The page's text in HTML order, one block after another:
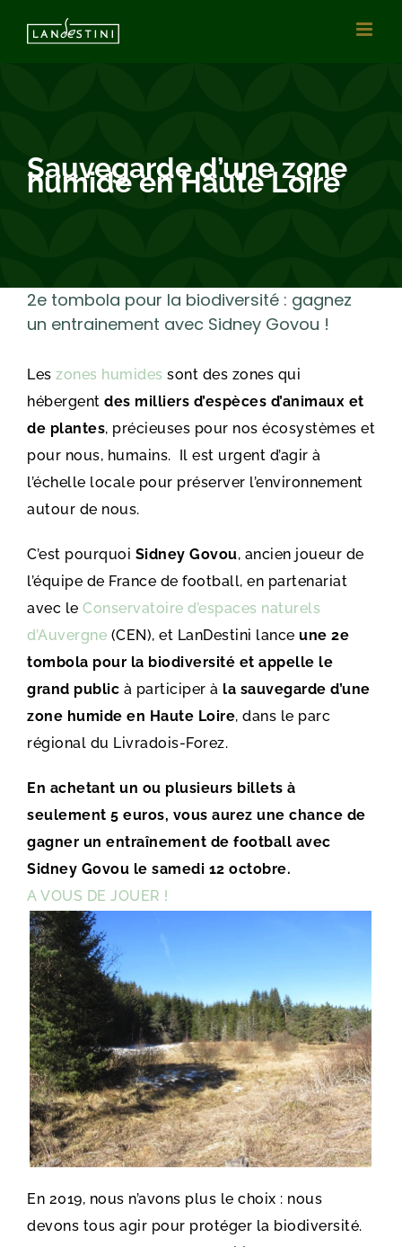
Sauvegarde d’une zone
humide en Haute Loire
2e tombola pour la biodiversité : gagnez
un entrainement avec Sidney Govou !
Les zones humides sont des zones qui
hébergent des milliers d’espèces d’animaux et
de plantes, précieuses pour nos écosystèmes et
pour nous, humains. Il est urgent d’agir à
l’échelle locale pour préserver l’environnement
autour de nous.
C’est pourquoi Sidney Govou, ancien joueur de
l’équipe de France de football, en partenariat
avec le Conservatoire d’espaces naturels
d’Auvergne (CEN), et LanDestini lance une 2e
tombola pour la biodiversité et appelle le
grand public à participer à la sauvegarde d’une
zone humide en Haute Loire, dans le parc
régional du Livradois-Forez.
En achetant un ou plusieurs billets à
seulement 5 euros, vous aurez une chance de
gagner un entraînement de football avec
Sidney Govou le samedi 12 octobre.
A VOUS DE JOUER !
En 2019, nous n’avons plus le choix : nous
devons tous agir pour protéger la biodiversité.